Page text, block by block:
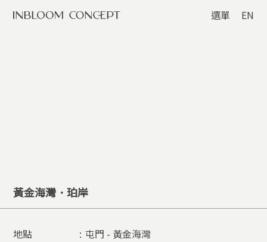
選單 EN
黃金海灣．珀岸
地點 : 屯門 - 黃金海灣